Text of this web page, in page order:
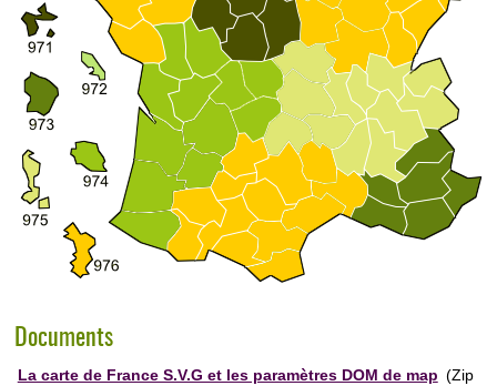
Documents
La carte de France S.V.G et les paramètres DOM de map (Zip